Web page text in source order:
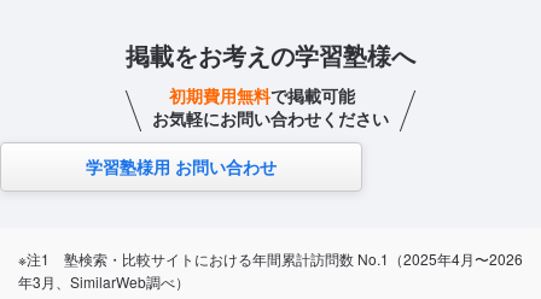
掲載をお考えの学習塾様へ
初期費用無料で掲載可能
お気軽にお問い合わせください
学習塾様用 お問い合わせ
※注1 塾検索・比較サイトにおける年間累計訪問数 No.1（2025年4月〜2026
年3月、SimilarWeb調べ）